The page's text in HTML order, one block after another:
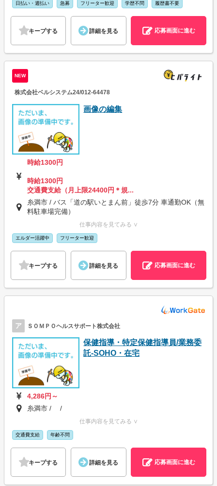
日払い・週払い 急募 フリーター歓迎 学歴不問 履歴書不要
キープする 詳細を見る 応募画面に進む
NEW
株式会社ベルシステム24/012-64478
画像の編集
時給1300円
時給1300円
交通費支給（月上限24400円＊規...
糸満市 / バス「道の駅いとまん前」徒歩7分 車通勤OK（無
料駐車場完備）
仕事内容を見てみる ∨
エルダー活躍中 フリーター歓迎
キープする 詳細を見る 応募画面に進む
ア ＳＯＭＰＯヘルスサポート株式会社
保健指導・特定保健指導員/業務委
託-SOHO・在宅
4,286円～
糸満市 / /
仕事内容を見てみる ∨
交通費支給 年齢不問
キープする 詳細を見る 応募画面に進む